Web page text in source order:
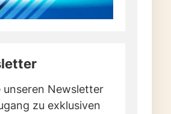
unseren Newsletter
zu exklusiven